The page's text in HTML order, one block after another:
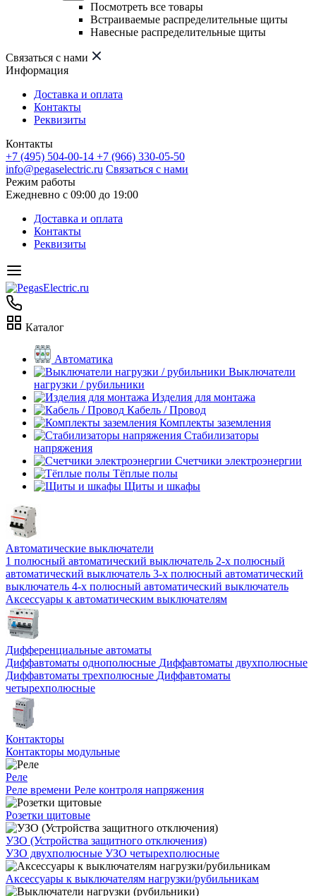
Посмотреть все товары
Встраиваемые распределительные щиты
Навесные распределительные щиты
Связаться с нами
Информация
Доставка и оплата
Контакты
Реквизиты
Контакты
+7 (495) 504-00-14 +7 (966) 330-05-50
info@pegaselectric.ru Связаться с нами
Режим работы
Ежедневно с 09:00 до 19:00
Доставка и оплата
Контакты
Реквизиты
Каталог
Автоматика
Выключатели
нагрузки / рубильники
Изделия для монтажа
Кабель / Провод
Комплекты заземления
Стабилизаторы
напряжения
Счетчики электроэнергии
Тёплые полы
Щиты и шкафы
Автоматические выключатели
1 полюсный автоматический выключатель 2-х полюсный
автоматический выключатель 3-х полюсный автоматический
выключатель 4-х полюсный автоматический выключатель
Аксессуары к автоматическим выключателям
Дифференциальные автоматы
Диффавтоматы однополюсные Диффавтоматы двухполюсные
Диффавтоматы трехполюсные Диффавтоматы
четырехполюсные
Контакторы
Контакторы модульные
Реле
Реле времени Реле контроля напряжения
Розетки щитовые
УЗО (Устройства защитного отключения)
УЗО двухполюсные УЗО четырехполюсные
Аксессуары к выключателям нагрузки/рубильникам